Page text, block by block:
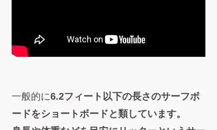
一般的に6.2フィート以下の長さのサーフボ
ードをショートボードと類しています。